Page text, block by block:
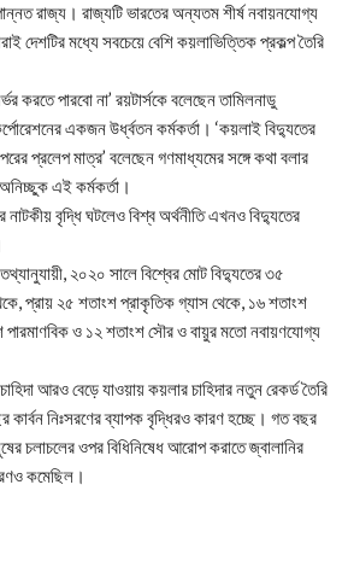
রাজ্য। রাজ্যটি ভারতের অন্যতম শীর্ষ নবায়নযোগ্য
দেশটির মধ্যে সবচেয়ে বেশি কয়লাভিত্তিক প্রকল্প তৈরি
করতে পারবো না’ রয়টার্সকে বলেছেন তামিলনাডু
একজন উর্ধ্বতন কর্মকর্তা। ‘কয়লাই বিদ্যুতের
প্রলেপ মাত্র’ বলেছেন গণমাধ্যমের সঙ্গে কথা বলার
এই কর্মকর্তা।
নাটকীয় বৃদ্ধি ঘটলেও বিশ্ব অর্থনীতি এখনও বিদ্যুতের
তথ্যানুযায়ী, ২০২০ সালে বিশ্বের মোট বিদ্যুতের ৩৫
প্রায় ২৫ শতাংশ প্রাকৃতিক গ্যাস থেকে, ১৬ শতাংশ
পারমাণবিক ও ১২ শতাংশ সৌর ও বায়ুর মতো নবায়ণযোগ্য
আরও বেড়ে যাওয়ায় কয়লার চাহিদার নতুন রেকর্ড তৈরি
কার্বন নিঃসরণের ব্যাপক বৃদ্ধিরও কারণ হচ্ছে। গত বছর
চলাচলের ওপর বিধিনিষেধ আরোপ করাতে জ্বালানির
কমেছিল।